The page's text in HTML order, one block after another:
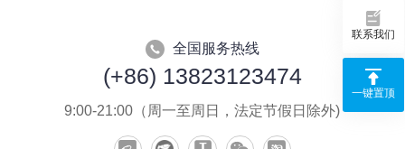
全国服务热线
(+86) 13823123474
9:00-21:00（周一至周日，法定节假日除外)
联系我们
一键置顶